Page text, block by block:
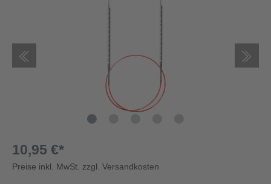
10,95 €*
Preise inkl. MwSt. zzgl. Versandkosten